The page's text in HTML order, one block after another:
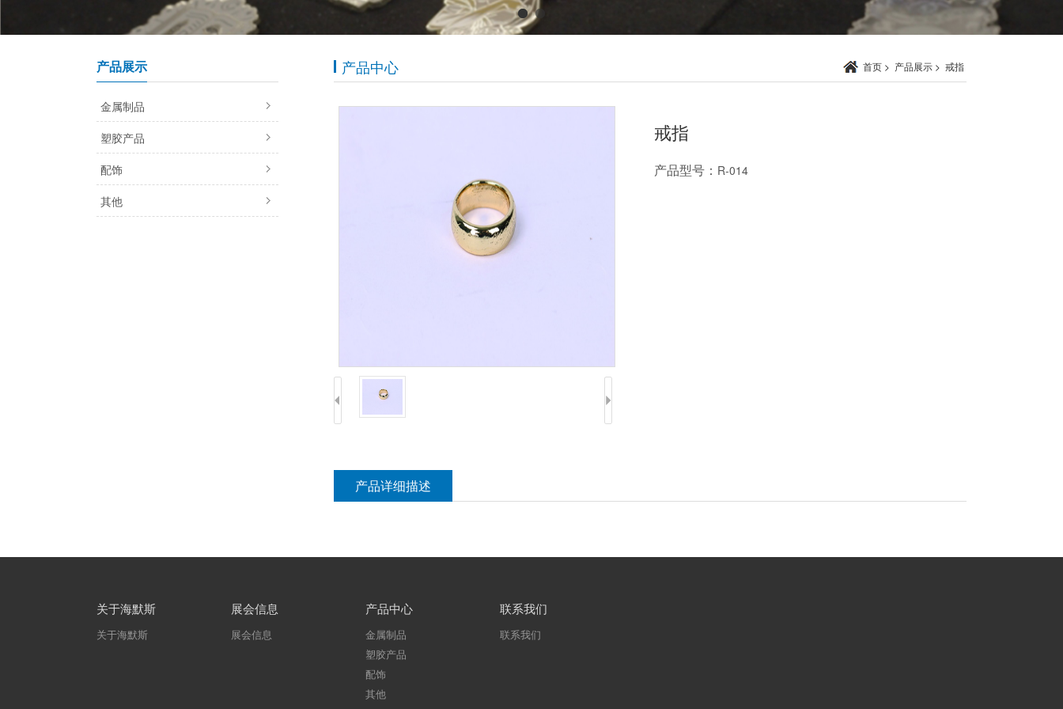
产品展示
金属制品
塑胶产品
配饰
其他
产品中心 首页 > 产品展示 > 戒指
戒指
产品型号： R-014
产品详细描述
关于海默斯
关于海默斯
展会信息
展会信息
产品中心
金属制品
塑胶产品
配饰
其他
联系我们
联系我们